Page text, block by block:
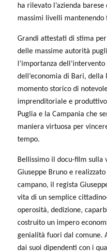
ha rilevato l’azienda
massimi livelli
Grandi attestati di stima
delle massime autorità
l’importanza
dell’economia di Bari,
momento storico di
imprenditoriale e
Puglia e la Campania che
maniera virtuosa per
tempo.
Bellissimo il docu-film sulla
Giuseppe Bruno e
campano, il regista
vita di un semplice
operosità, dedizione,
costruito un impero
genialità fuori dal comune.
dai suoi dipendenti con i